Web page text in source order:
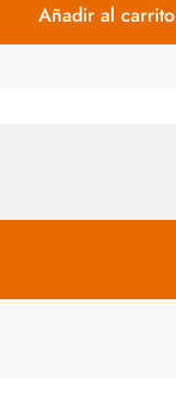
Añadir al carrito